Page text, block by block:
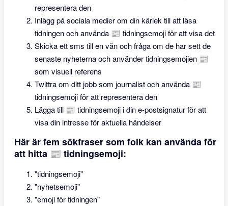
representera den
Inlägg på sociala medier om din kärlek till att läsa
tidningen och använda 📰 tidningsemoji för att visa det
Skicka ett sms till en vän och fråga om de har sett de
senaste nyheterna och använder tidningsemojien 📰
som visuell referens
Twittra om ditt jobb som journalist och använda 📰
tidningsemoji för att representera den
Lägga till 📰 tidningsemoji i din e-postsignatur för att
visa din intresse för aktuella händelser
Här är fem sökfraser som folk kan använda för
att hitta 📰 tidningsemoji:
"tidningsemoji"
"nyhetsemoji"
"emoji för tidningen"